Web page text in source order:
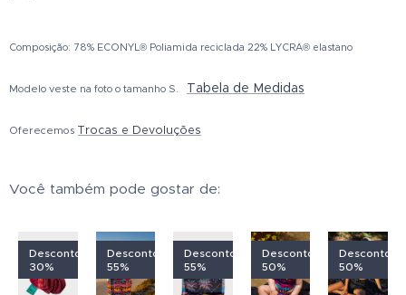
Composição: 78% ECONYL® Poliamida reciclada 22% LYCRA® elastano
Modelo veste na foto o tamanho S. Tabela de Medidas
Oferecemos Trocas e Devoluções
Você também pode gostar de:
Desconto
30%
Desconto
55%
Desconto
55%
Desconto
50%
Desconto
50%